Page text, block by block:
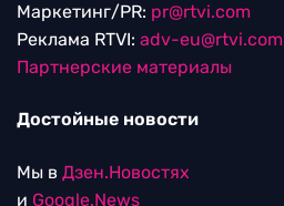
Маркетинг/PR: pr@rtvi.com
Реклама RTVI: adv-eu@rtvi.com
Партнерские материалы
Достойные новости
Мы в Дзен.Новостях
и Google.News